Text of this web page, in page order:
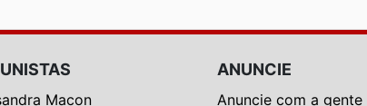
Macon
ANUNCIE
Anuncie com a gente